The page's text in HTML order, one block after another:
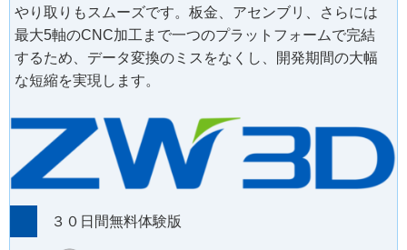
やり取りもスムーズです。板金、アセンブリ、さらには
最大5軸のCNC加工まで一つのプラットフォームで完結
するため、データ変換のミスをなくし、開発期間の大幅
な短縮を実現します。
３０日間無料体験版